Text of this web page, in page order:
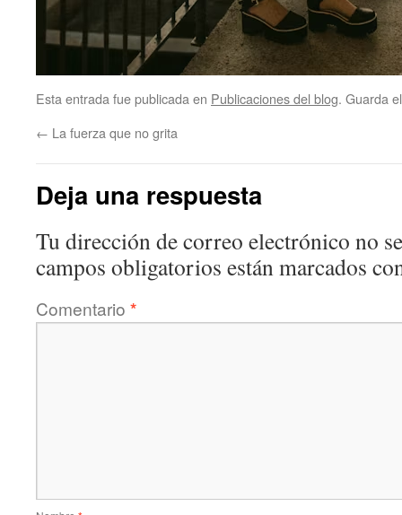
Esta entrada fue publicada en Publicaciones del blog. Guarda
← La fuerza que no grita
Deja una respuesta
Tu dirección de correo electrónico no
campos obligatorios están marcados
Comentario *